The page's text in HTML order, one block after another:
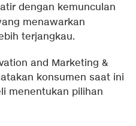
dengan kemunculan
menawarkan
terjangkau.
and Marketing &
konsumen saat ini
menentukan pilihan